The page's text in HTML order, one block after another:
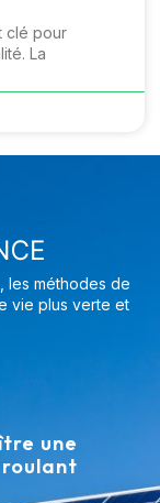
clé pour
La
une
roulant
les méthodes de
vie plus verte et